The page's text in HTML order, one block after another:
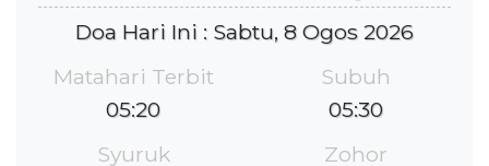
Doa Hari Ini : Sabtu, 8 Ogos 2026
Matahari Terbit
05:20
Subuh
05:30
Syuruk
Zohor